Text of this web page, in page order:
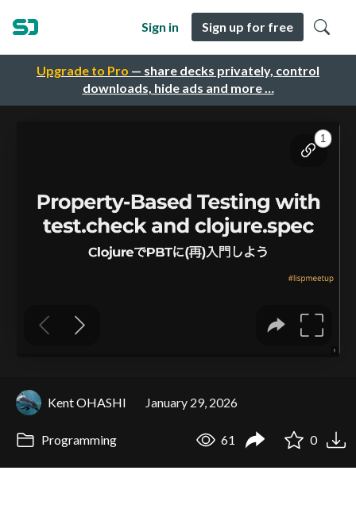
Upgrade to Pro — share decks privately, control
downloads, hide ads and more …
Sign in Sign up for free
Kent OHASHI January 29, 2026
Programming 61 0